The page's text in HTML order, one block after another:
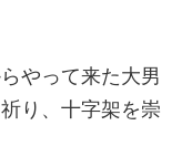
やって来た大男
り、十字架を崇